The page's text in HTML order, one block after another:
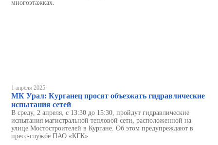
многоэтажках.
1 апреля 2025
МК Урал: Курганец просят объезжать гидравлические
испытания сетей
В среду, 2 апреля, с 13:30 до 15:30, пройдут гидравлические
испытания магистральной тепловой сети, расположенной на
улице Мостостроителей в Кургане. Об этом предупреждают в
пресс-службе ПАО «КГК».